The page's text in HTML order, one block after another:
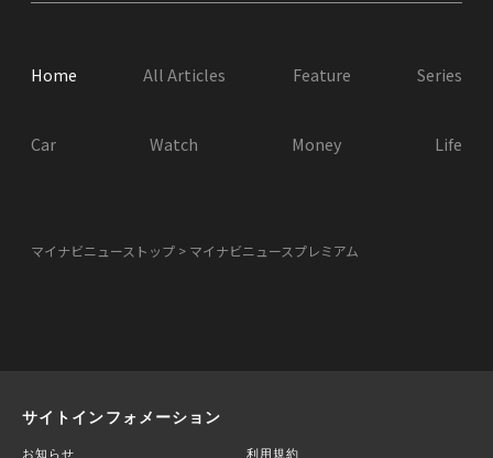
Home All Articles Feature Series
Car Watch Money Life
マイナビニューストップ マイナビニュースプレミアム
サイトインフォメーション
お知らせ 利用規約